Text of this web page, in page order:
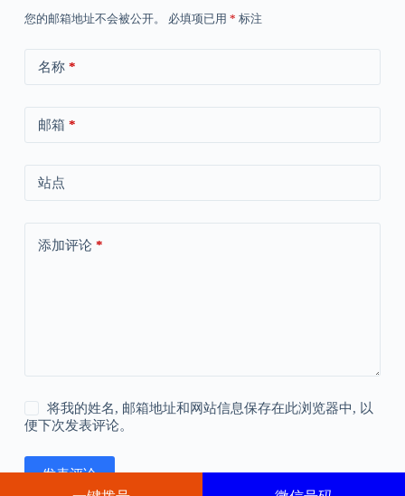
您的邮箱地址不会被公开。 必填项已用 * 标注
名称*
邮箱 *
站点
添加评论*
将我的姓名, 邮箱地址和网站信息保存在此浏览器中, 以
便下次发表评论。
发表评论